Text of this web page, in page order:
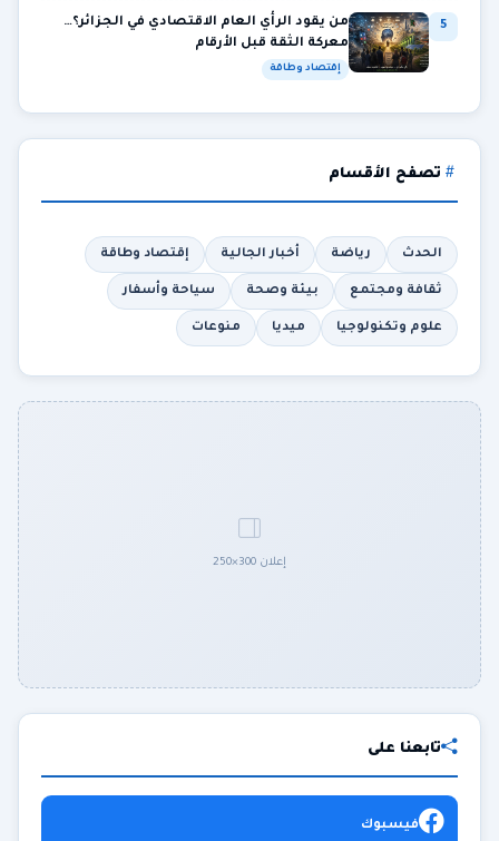
5
من يقود الرأي العام الاقتصادي في الجزائر؟…
معركة الثقة قبل الأرقام
إقتصاد وطاقة
تصفح الأقسام
الحدث رياضة أخبار الجالية إقتصاد وطاقة
ثقافة ومجتمع بيئة وصحة سياحة وأسفار
علوم وتكنولوجيا ميديا منوعات
إعلان 300×250
تابعنا على
فيسبوك